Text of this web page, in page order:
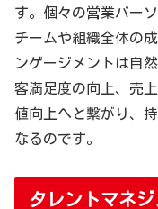
す。個々の営業パー
チームや組織全体の
ンゲージメントは自
客満足度の向上、売
値向上へと繋がり、
なるのです。
タレントマネ